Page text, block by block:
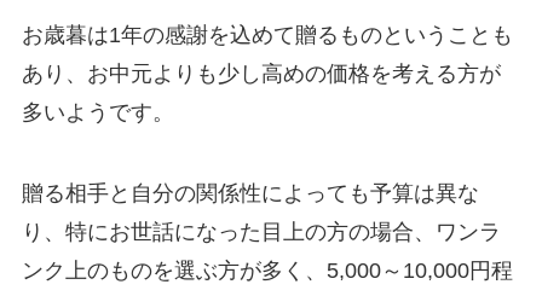
お歳暮は1年の感謝を込めて贈るものということも
あり、お中元よりも少し高めの価格を考える方が
多いようです。
贈る相手と自分の関係性によっても予算は異な
り、特にお世話になった目上の方の場合、ワンラ
ンク上のものを選ぶ方が多く、5,000～10,000円程